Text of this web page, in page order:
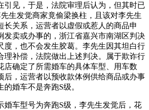
见，于是，法院审理后认为，但其时已
生发觉商家竟偷梁换柱，且该对李先生
长关系，运营者以虚假或惹人的商品申
发卖或办事的，浙江省嘉兴市南湖区判决
度，也不会发生胶葛。李先生因其坦白行
理补偿，法院做出上述判决。属于欺诈行
店确定了所需婚车的具体车型、用车数
后，运营者以预收款体例供给商品或办事
婚车不是奔跑S级。
车型号为奔跑S级，李先生发觉后，花